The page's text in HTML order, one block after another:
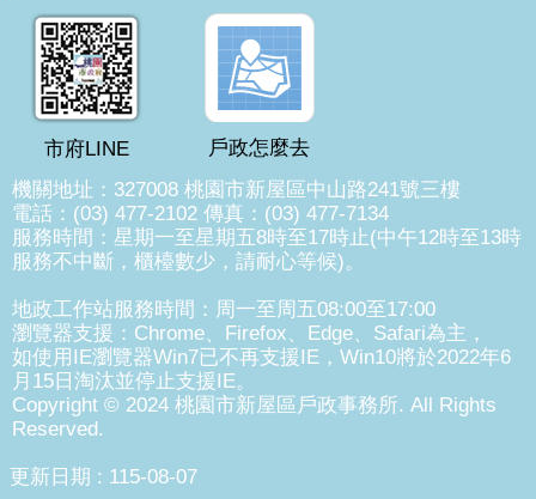
市府LINE
戶政怎麼去
機關地址：327008 桃園市新屋區中山路241號三樓
電話：(03) 477-2102 傳真：(03) 477-7134
服務時間：星期一至星期五8時至17時止(中午12時至13時
服務不中斷，櫃檯數少，請耐心等候)。
地政工作站服務時間：周一至周五08:00至17:00
瀏覽器支援：Chrome、Firefox、Edge、Safari為主，
如使用IE瀏覽器Win7已不再支援IE，Win10將於2022年6
月15日淘汰並停止支援IE。
Copyright © 2024 桃園市新屋區戶政事務所. All Rights
Reserved.
更新日期 115-08-07